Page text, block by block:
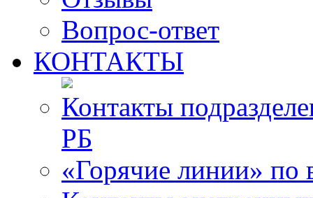
Вопрос-ответ
КОНТАКТЫ
Контакты
РБ
«Горячие линии» по